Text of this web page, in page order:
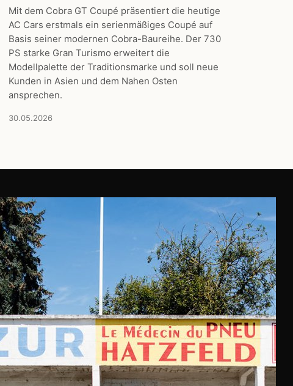
Mit dem Cobra GT Coupé präsentiert die heutige
AC Cars erstmals ein serienmäßiges Coupé auf
Basis seiner modernen Cobra-Baureihe. Der 730
PS starke Gran Turismo erweitert die
Modellpalette der Traditionsmarke und soll neue
Kunden in Asien und dem Nahen Osten
ansprechen.
30.05.2026